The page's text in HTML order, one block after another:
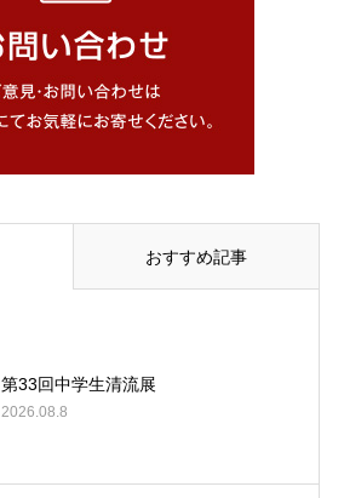
おすすめ記事
第33回中学生清流展
2026.08.8